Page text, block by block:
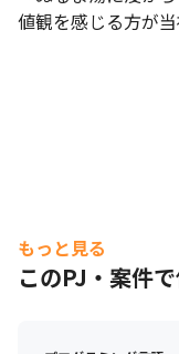
値観を感じる方が
もっと見る
このPJ・案件